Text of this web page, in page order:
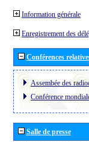
Information générale
Enregistrement des
Conférences
Assembée des
Conférence
Salle de presse